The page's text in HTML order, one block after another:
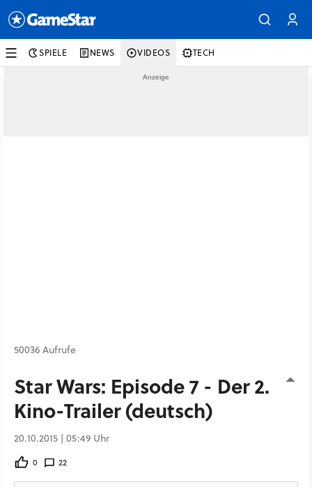
SPIELE NEWS VIDEOS TECH
50036 Aufrufe
Star Wars: Episode 7 - Der 2.
Kino-Trailer (deutsch)
20.10.2015 | 05:49 Uhr
0 22